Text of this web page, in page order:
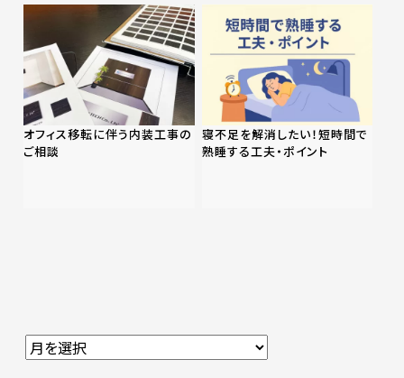
オフィス移転に伴う内装工事の
ご相談
寝不足を解消したい！短時間で
熟睡する工夫・ポイント